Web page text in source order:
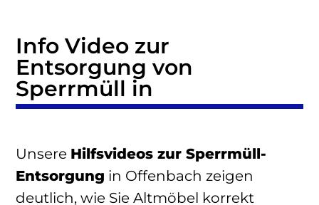
Info Video zur
Entsorgung von
Sperrmüll in
Unsere Hilfsvideos zur Sperrmüll-
Entsorgung in Offenbach zeigen
deutlich, wie Sie Altmöbel korrekt